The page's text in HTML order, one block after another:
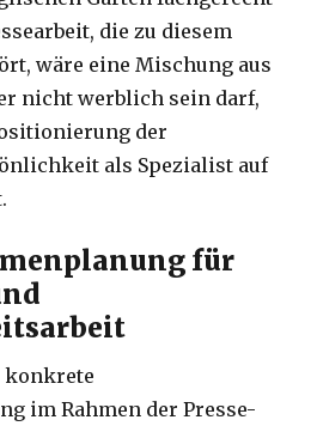
die zu diesem
wäre eine Mischung aus
nicht werblich sein darf,
der
als Spezialist auf
für
konkrete
im Rahmen der Presse-